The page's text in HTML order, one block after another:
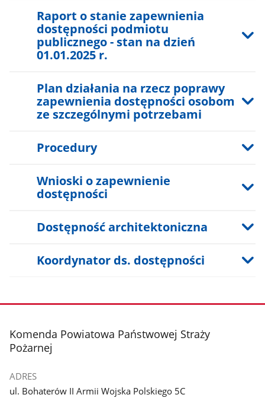
Raport o stanie zapewnienia
dostępności podmiotu
publicznego - stan na dzień
01.01.2025 r.
Plan działania na rzecz poprawy
zapewnienia dostępności osobom
ze szczególnymi potrzebami
Procedury
Wnioski o zapewnienie
dostępności
Dostępność architektoniczna
Koordynator ds. dostępności
stopka
Komenda Powiatowa Państwowej Straży
Pożarnej
ADRES
ul. Bohaterów II Armii Wojska Polskiego 5C